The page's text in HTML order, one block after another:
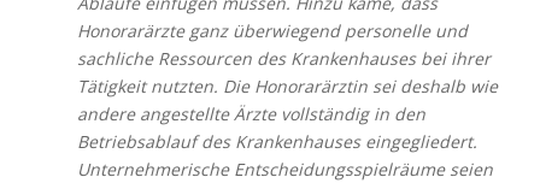
Honorarärzte ganz überwiegend personelle und
sachliche Ressourcen des Krankenhauses bei ihrer
Tätigkeit nutzten. Die Honorarärztin sei deshalb wie
andere angestellte Ärzte vollständig in den
Betriebsablauf des Krankenhauses eingegliedert.
Unternehmerische Entscheidungsspielräume seien